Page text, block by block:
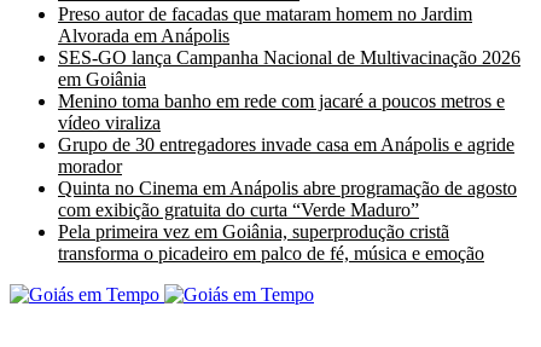
Preso autor de facadas que mataram homem no Jardim
Alvorada em Anápolis
SES-GO lança Campanha Nacional de Multivacinação 2026
em Goiânia
Menino toma banho em rede com jacaré a poucos metros e
vídeo viraliza
Grupo de 30 entregadores invade casa em Anápolis e agride
morador
Quinta no Cinema em Anápolis abre programação de agosto
com exibição gratuita do curta “Verde Maduro”
Pela primeira vez em Goiânia, superprodução cristã
transforma o picadeiro em palco de fé, música e emoção